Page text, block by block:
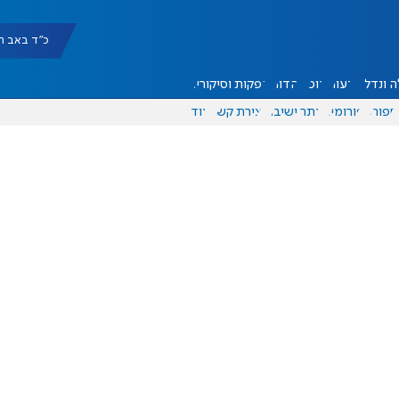
כ"ד באב תשפ"ו
ונדל"ן דעות אוכל יהדות הפקות וסיקורים
ספורט פורומים אתר ישיבה יצירת קשר עוד